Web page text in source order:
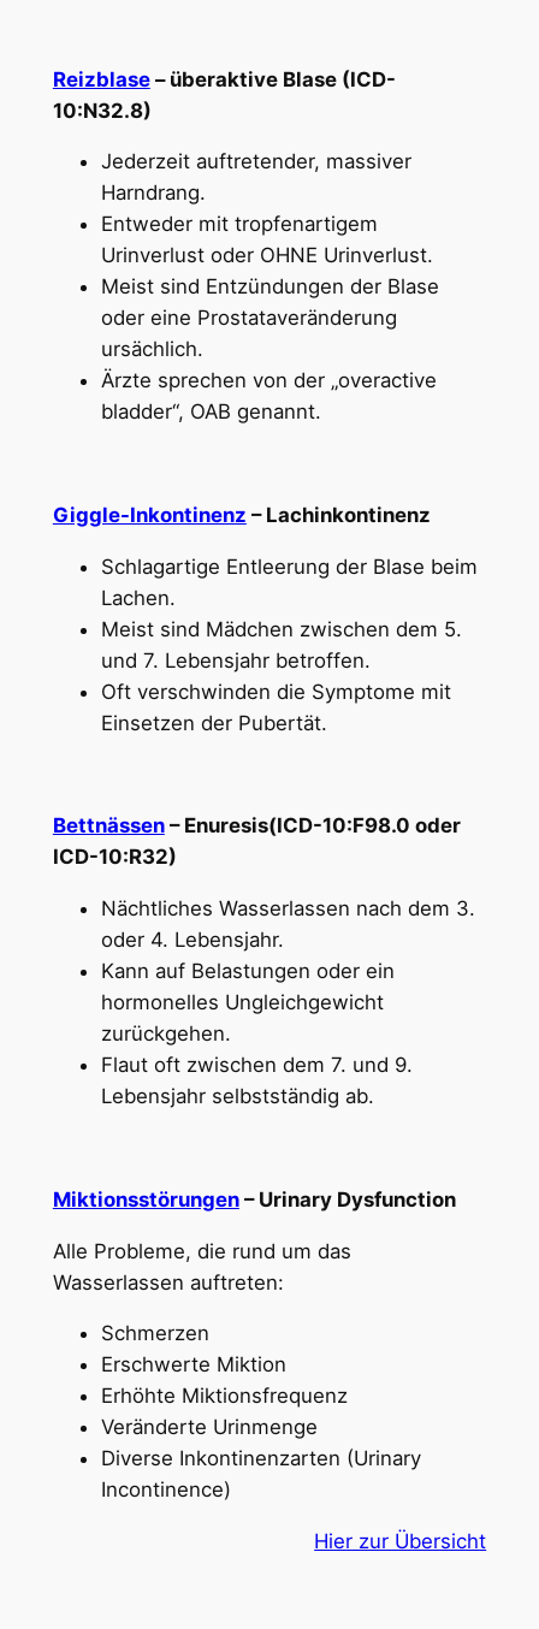
Reizblase– überaktive Blase (ICD-
10:N32.8)
Jederzeit auftretender, massiver
Harndrang.
Entweder mit tropfenartigem
Urinverlust oder OHNE Urinverlust.
Meist sind Entzündungen der Blase
oder eine Prostataveränderung
ursächlich.
Ärzte sprechen von der „overactive
bladder“, OAB genannt.
Giggle-Inkontinenz – Lachinkontinenz
Schlagartige Entleerung der Blase beim
Lachen.
Meist sind Mädchen zwischen dem 5.
und 7. Lebensjahr betroffen.
Oft verschwinden die Symptome mit
Einsetzen der Pubertät.
Bettnässen– Enuresis(ICD-10:F98.0 oder
ICD-10:R32)
Nächtliches Wasserlassen nach dem 3.
oder 4. Lebensjahr.
Kann auf Belastungen oder ein
hormonelles Ungleichgewicht
zurückgehen.
Flaut oft zwischen dem 7. und 9.
Lebensjahr selbstständig ab.
Miktionsstörungen– Urinary Dysfunction
Alle Probleme, die rund um das
Wasserlassen auftreten:
Schmerzen
Erschwerte Miktion
Erhöhte Miktionsfrequenz
Veränderte Urinmenge
Diverse Inkontinenzarten (Urinary
Incontinence)
Hier zur Übersicht